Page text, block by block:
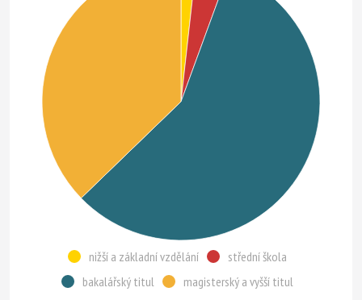
nižší a základní vzdělání
střední škola
bakalářský titul
magisterský a vyšší titul